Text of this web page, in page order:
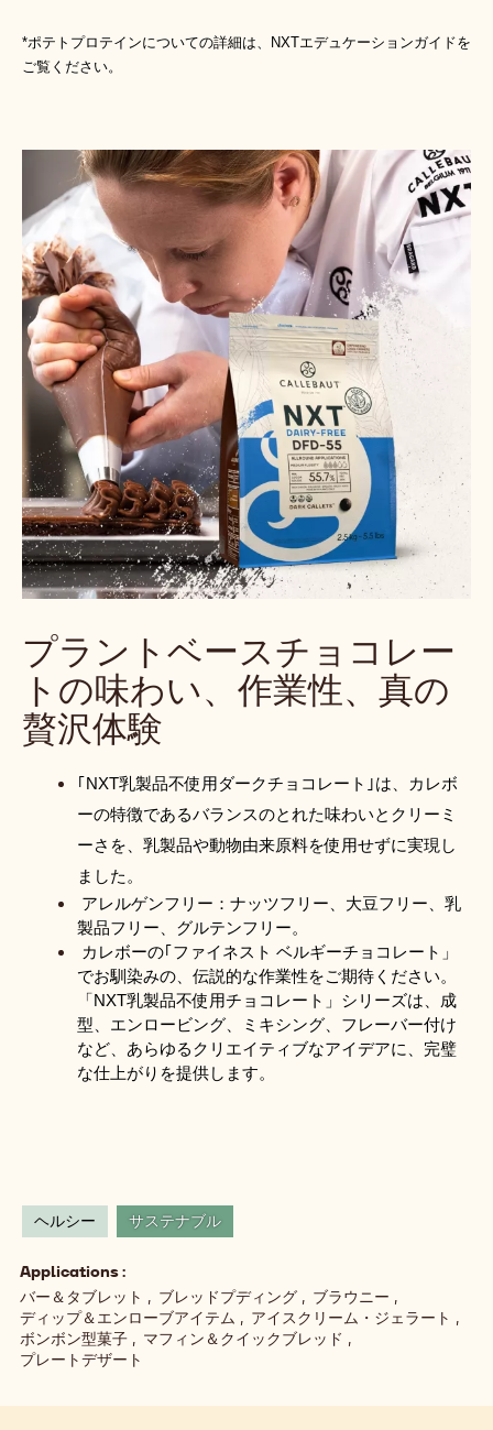
*ポテトプロテインについての詳細は、NXTエデュケーションガイドを
ご覧ください。
プラントベースチョコレー
トの味わい、作業性、真の
贅沢体験
｢NXT乳製品不使用ダークチョコレート｣は、カレボ
ーの特徴であるバランスのとれた味わいとクリーミ
ーさを、乳製品や動物由来原料を使用せずに実現し
ました。
アレルゲンフリー：ナッツフリー、大豆フリー、乳
製品フリー、グルテンフリー。
カレボーの｢ファイネスト ベルギーチョコレート」
でお馴染みの、伝説的な作業性をご期待ください。
「NXT乳製品不使用チョコレート」シリーズは、成
型、エンロービング、ミキシング、フレーバー付け
など、あらゆるクリエイティブなアイデアに、完璧
な仕上がりを提供します。
ヘルシー サステナブル
Applications
バー＆タブレット
ブレッドプディング
ブラウニー
ディップ＆エンローブアイテム
アイスクリーム・ジェラート
ボンボン型菓子
マフィン＆クイックブレッド
プレートデザート